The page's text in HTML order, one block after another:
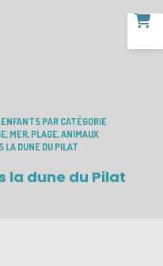
PAR CATÉGORIE
MER, PLAGE, ANIMAUX
LA DUNE DU PILAT
la dune du Pilat